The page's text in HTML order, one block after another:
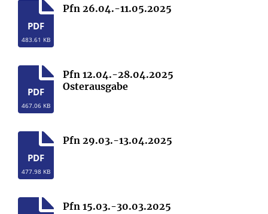
PDF
483.61 KB
Pfn 26.04.-11.05.2025
PDF
467.06 KB
Pfn 12.04.-28.04.2025
Osterausgabe
PDF
477.98 KB
Pfn 29.03.-13.04.2025
Pfn 15.03.-30.03.2025